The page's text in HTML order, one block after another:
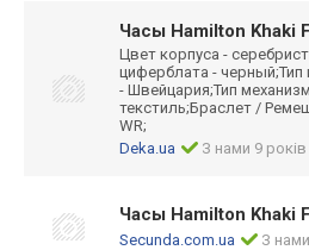
Часы Hamilton Khaki
Цвет корпуса -
циферблата -
- Швейцария;Тип
текстиль;Браслет /
WR;
Deka.ua
З нами 9 років
Часы Hamilton Khaki
Secunda.com.ua З